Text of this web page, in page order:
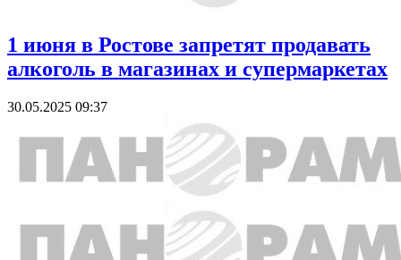
1 июня в Ростове запретят продавать
алкоголь в магазинах и супермаркетах
30.05.2025 09:37